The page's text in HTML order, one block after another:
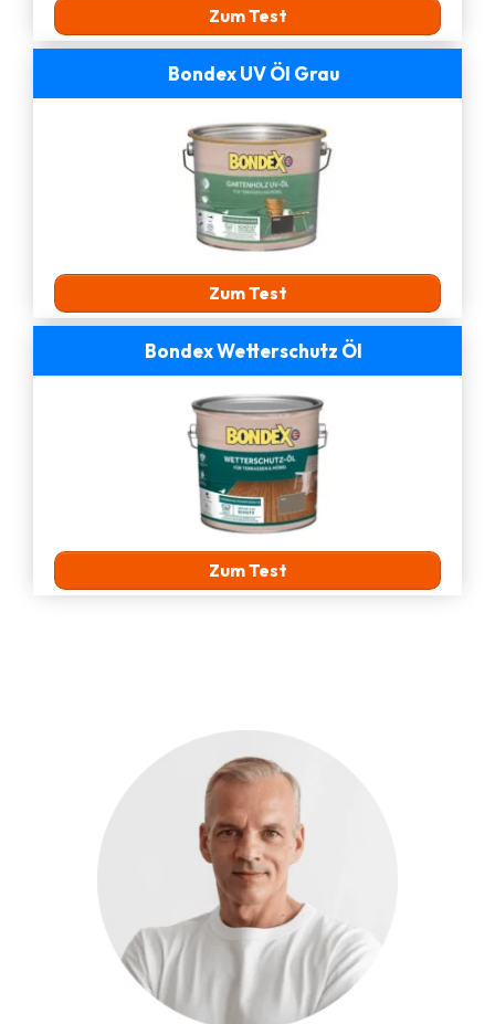
Zum Test
Bondex UV Öl Grau
Zum Test
Bondex Wetterschutz Öl
Zum Test